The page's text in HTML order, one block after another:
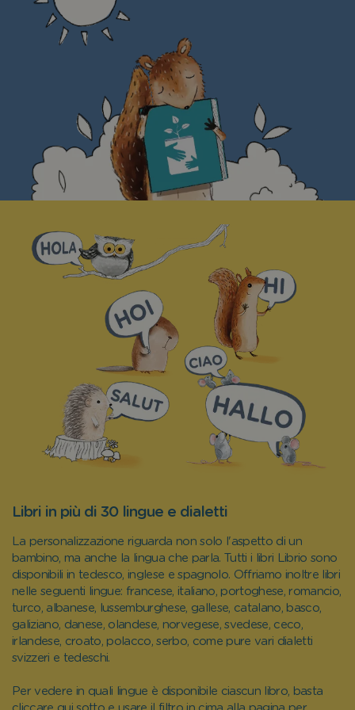
Libri in più di 30 lingue e dialetti
La personalizzazione riguarda non solo l'aspetto di un
bambino, ma anche la lingua che parla. Tutti i libri Librio sono
disponibili in tedesco, inglese e spagnolo. Offriamo inoltre libri
nelle seguenti lingue: francese, italiano, portoghese, romancio,
turco, albanese, lussemburghese, gallese, catalano, basco,
galiziano, danese, olandese, norvegese, svedese, ceco,
irlandese, croato, polacco, serbo, come pure vari dialetti
svizzeri e tedeschi.
Per vedere in quali lingue è disponibile ciascun libro, basta